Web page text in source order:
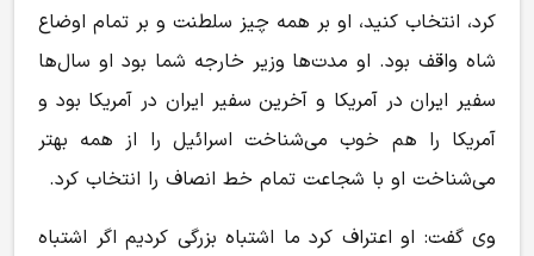
کرد، انتخاب کنید، او بر همه چیز سلطنت و بر تمام اوضاع
شاه واقف بود. او مدت‌ها وزیر خارجه شما بود او سال‌ها
سفیر ایران در آمریکا و آخرین سفیر ایران در آمریکا بود و
آمریکا را هم خوب می‌شناخت اسرائیل را از همه بهتر
می‌شناخت او با شجاعت تمام خط انصاف را انتخاب کرد.
وی گفت: او اعتراف کرد ما اشتباه بزرگی کردیم اگر اشتباه